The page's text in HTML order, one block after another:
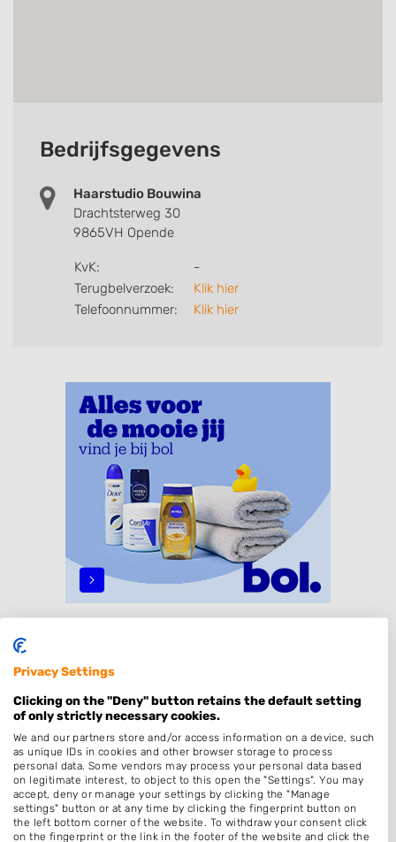
Bedrijfsgegevens
Haarstudio Bouwina
Drachtsterweg 30
9865VH Opende
KvK:
-
Terugbelverzoek:
Klik hier
Telefoonnummer:
Klik hier
Specialisaties
Dames
Heren
Kinderkapper
Kleuren
Permanenten
Thuiskapper
Barber
Privacy Settings
Clicking on the "Deny" button retains the default setting
of only strictly necessary cookies.
We and our partners store and/or access information on a device, such
as unique IDs in cookies and other browser storage to process
personal data. Some vendors may process your personal data based
on legitimate interest, to object to this open the "Settings". You may
accept, deny or manage your settings by clicking the "Manage
settings" button or at any time by clicking the fingerprint button on
the left bottom corner of the website. To withdraw your consent click
on the fingerprint or the link in the footer of the website and click the